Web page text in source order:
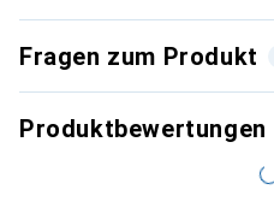
Fragen zum Produkt
Produktbewertungen